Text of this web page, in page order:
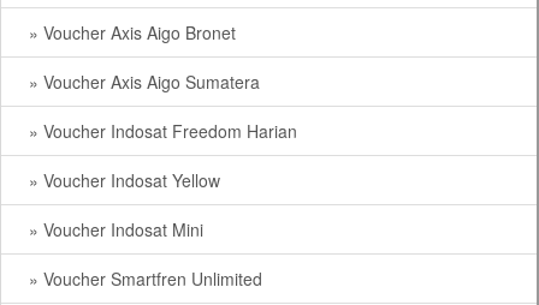
» Voucher Axis Aigo Bronet
» Voucher Axis Aigo Sumatera
» Voucher Indosat Freedom Harian
» Voucher Indosat Yellow
» Voucher Indosat Mini
» Voucher Smartfren Unlimited